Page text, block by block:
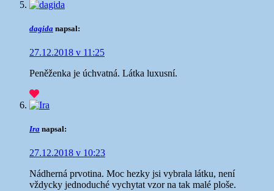
dagida napsal:
27.12.2018 v 11:25
Peněženka je úchvatná. Látka luxusní.
Ira napsal:
27.12.2018 v 10:23
Nádherná prvotina. Moc hezky jsi vybrala látku, není
vždycky jednoduché vychytat vzor na tak malé ploše.